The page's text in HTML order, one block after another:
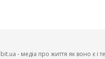
bit.ua - медіа про життя як воно є і